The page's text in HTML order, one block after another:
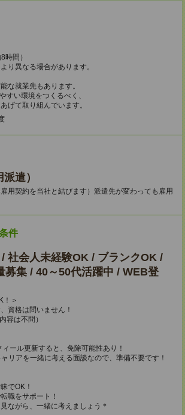
時間）
り異なる場合があります。
な就業先もあります。
すい環境をつくるべく、
げて取り組んでいます。
遣）
用契約を当社と結びます）派遣先が変わっても雇用
件
社会人未経験OK / ブランクOK /
募集 / 40～50代活躍中 / WEB登
！＞
資格は問いません！
容は不問）
ール更新すると、免除可能性あり！
アを一緒に考える面談なので、準備不要です！
でOK！
職をサポート！
ながら、一緒に考えましょう＊